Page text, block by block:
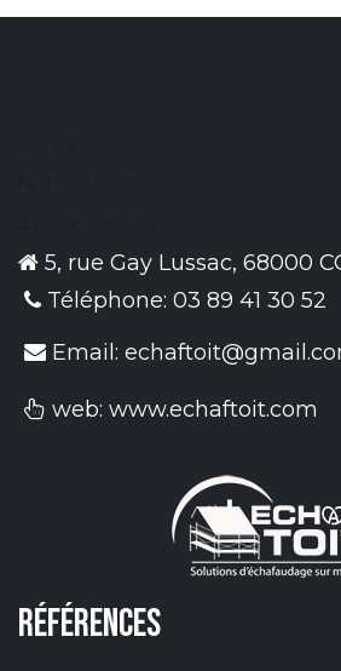
5, rue Gay Lussac, 68000
Téléphone: 03 89 41 30 52
Email:
web: www.echaftoit.com
Références